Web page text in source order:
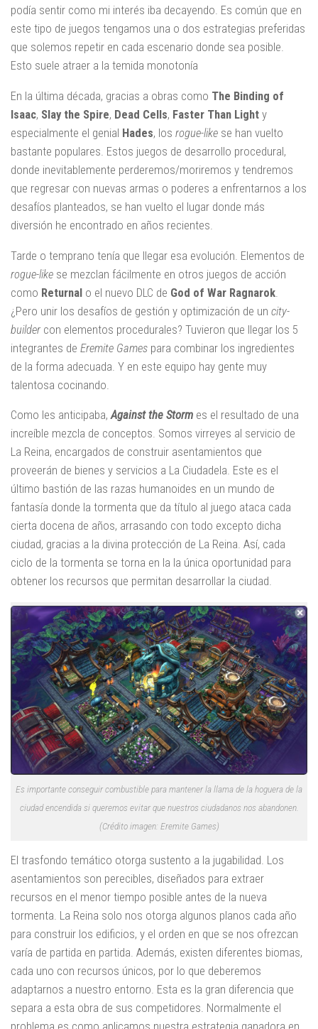
podía sentir como mi interés iba decayendo. Es común que en
este tipo de juegos tengamos una o dos estrategias preferidas
que solemos repetir en cada escenario donde sea posible.
Esto suele atraer a la temida monotonía
En la última década, gracias a obras como The Binding of
Isaac, Slay the Spire, Dead Cells, Faster Than Light y
especialmente el genial Hades, los rogue-like se han vuelto
bastante populares. Estos juegos de desarrollo procedural,
donde inevitablemente perderemos/moriremos y tendremos
que regresar con nuevas armas o poderes a enfrentarnos a los
desafíos planteados, se han vuelto el lugar donde más
diversión he encontrado en años recientes.
Tarde o temprano tenía que llegar esa evolución. Elementos de
rogue-like se mezclan fácilmente en otros juegos de acción
como Returnal o el nuevo DLC de God of War Ragnarok
¿Pero unir los desafíos de gestión y optimización de un city-
builder con elementos procedurales? Tuvieron que llegar los 5
integrantes de Eremite Games para combinar los ingredientes
de la forma adecuada. Y en este equipo hay gente muy
talentosa cocinando.
Como les anticipaba,Against the Storm es el resultado de una
increíble mezcla de conceptos. Somos virreyes al servicio de
La Reina, encargados de construir asentamientos que
proveerán de bienes y servicios a La Ciudadela. Este es el
último bastión de las razas humanoides en un mundo de
fantasía donde la tormenta que da título al juego ataca cada
cierta docena de años, arrasando con todo excepto dicha
ciudad, gracias a la divina protección de La Reina. Así, cada
ciclo de la tormenta se torna en la la única oportunidad para
obtener los recursos que permitan desarrollar la ciudad.
Es importante conseguir combustible para mantener la llama de la hoguera de la
ciudad encendida si queremos evitar que nuestros ciudadanos nos abandonen.
(Crédito imagen: Eremite Games)
El trasfondo temático otorga sustento a la jugabilidad. Los
asentamientos son perecibles, diseñados para extraer
recursos en el menor tiempo posible antes de la nueva
tormenta. La Reina solo nos otorga algunos planos cada año
para construir los edificios, y el orden en que se nos ofrezcan
varía de partida en partida. Además, existen diferentes biomas,
cada uno con recursos únicos, por lo que deberemos
adaptarnos a nuestro entorno. Esta es la gran diferencia que
separa a esta obra de sus competidores. Normalmente el